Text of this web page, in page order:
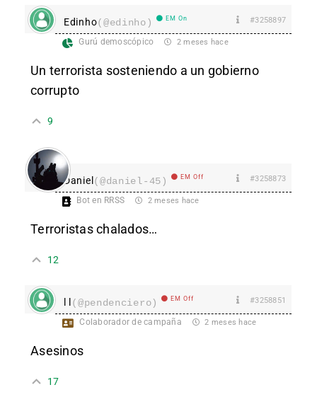
Edinho(@edinho) EM On #3258897
Gurú demoscópico 2 meses hace
Un terrorista sosteniendo a un gobierno
corrupto
9
Daniel(@daniel-45) EM Off #3258873
Bot en RRSS 2 meses hace
Terroristas chalados…
12
l l(@pendenciero) EM Off #3258851
Colaborador de campaña 2 meses hace
Asesinos
17